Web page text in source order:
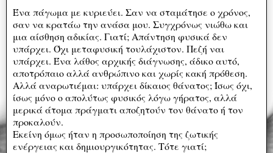
Ένα πάγωμα με κυριεύει. Σαν να σταμάτησε ο χρόνος,
σαν να κρατάω την ανάσα μου. Συγχρόνως νιώθω και
μια αίσθηση αδικίας. Γιατί; Απάντηση φυσικά δεν
υπάρχει. Όχι μεταφυσική τουλάχιστον. Πεζή ναι
υπάρχει. Ένα λάθος αρχικής διάγνωσης, άδικο αυτό,
αποτρόπαιο αλλά ανθρώπινο και χωρίς κακή πρόθεση.
Αλλά αναρωτιέμαι: υπάρχει δίκαιος θάνατος; Ίσως όχι,
ίσως μόνο ο απολύτως φυσικός λόγω γήρατος, αλλά
μερικά άτομα πράγματι αποζητούν τον θάνατο ή τον
προκαλούν.
Εκείνη όμως ήταν η προσωποποίηση της ζωτικής
ενέργειας και δημιουργικότητας. Τότε γιατί;